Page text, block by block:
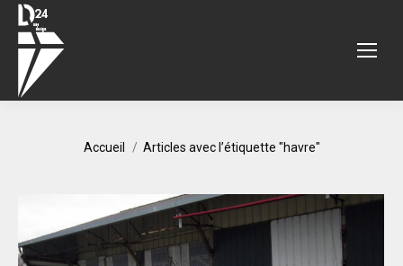
Accueil Articles avec l’étiquette "havre"